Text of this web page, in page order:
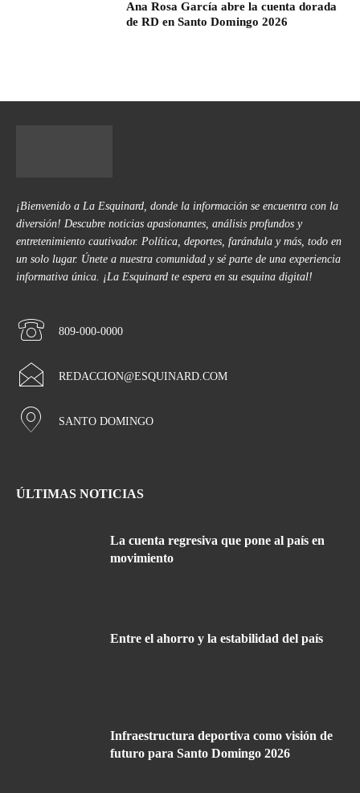
Ana Rosa García abre la cuenta dorada
de RD en Santo Domingo 2026
¡Bienvenido a La Esquinard, donde la información se encuentra con la
diversión! Descubre noticias apasionantes, análisis profundos y
entretenimiento cautivador. Política, deportes, farándula y más, todo en
un solo lugar. Únete a nuestra comunidad y sé parte de una experiencia
informativa única. ¡La Esquinard te espera en su esquina digital!
809-000-0000
REDACCION@ESQUINARD.COM
SANTO DOMINGO
ÚLTIMAS NOTICIAS
La cuenta regresiva que pone al país en
movimiento
Entre el ahorro y la estabilidad del país
Infraestructura deportiva como visión de
futuro para Santo Domingo 2026